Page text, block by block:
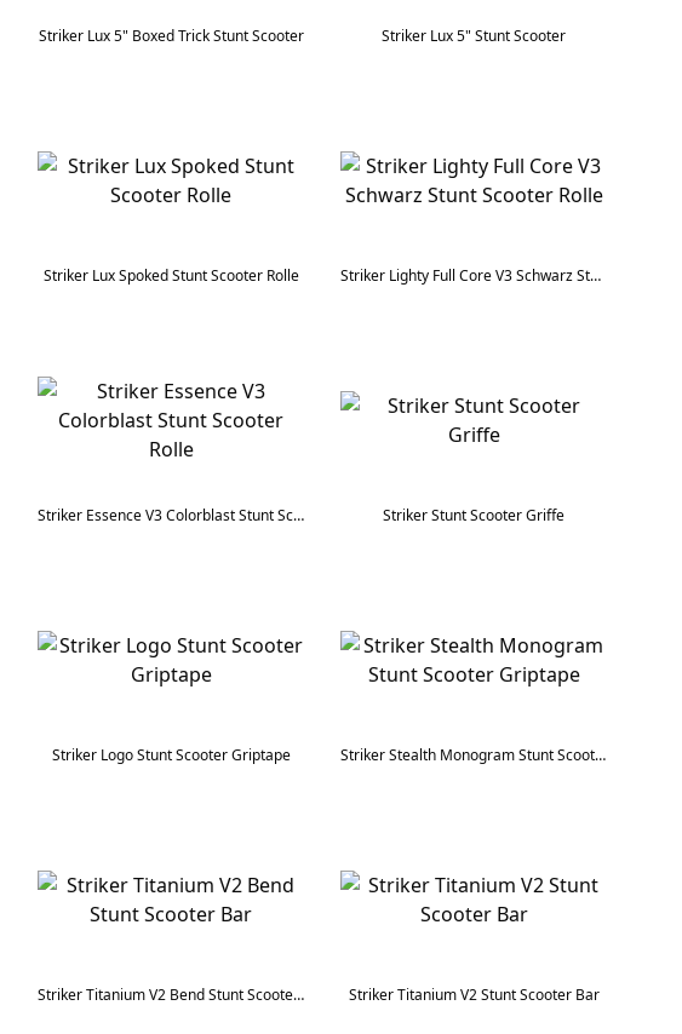
Striker Lux 5" Boxed Trick Stunt Scooter Striker Lux 5" Stunt Scooter
Striker Lux Spoked Stunt Scooter Rolle Striker Lighty Full Core V3 Schwarz Stunt Scooter Rolle
Striker Essence V3 Colorblast Stunt Scooter Rolle Striker Stunt Scooter Griffe
Striker Logo Stunt Scooter Griptape Striker Stealth Monogram Stunt Scooter Griptape
Striker Titanium V2 Bend Stunt Scooter Bar Striker Titanium V2 Stunt Scooter Bar